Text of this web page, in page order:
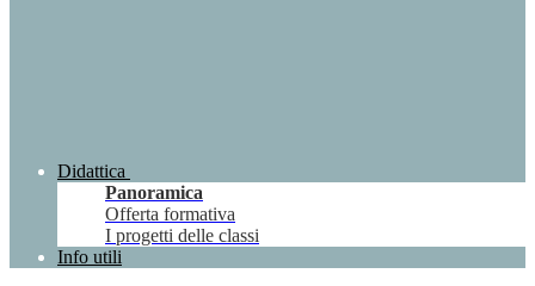
Didattica
Panoramica
Offerta formativa
I progetti delle classi
Info utili